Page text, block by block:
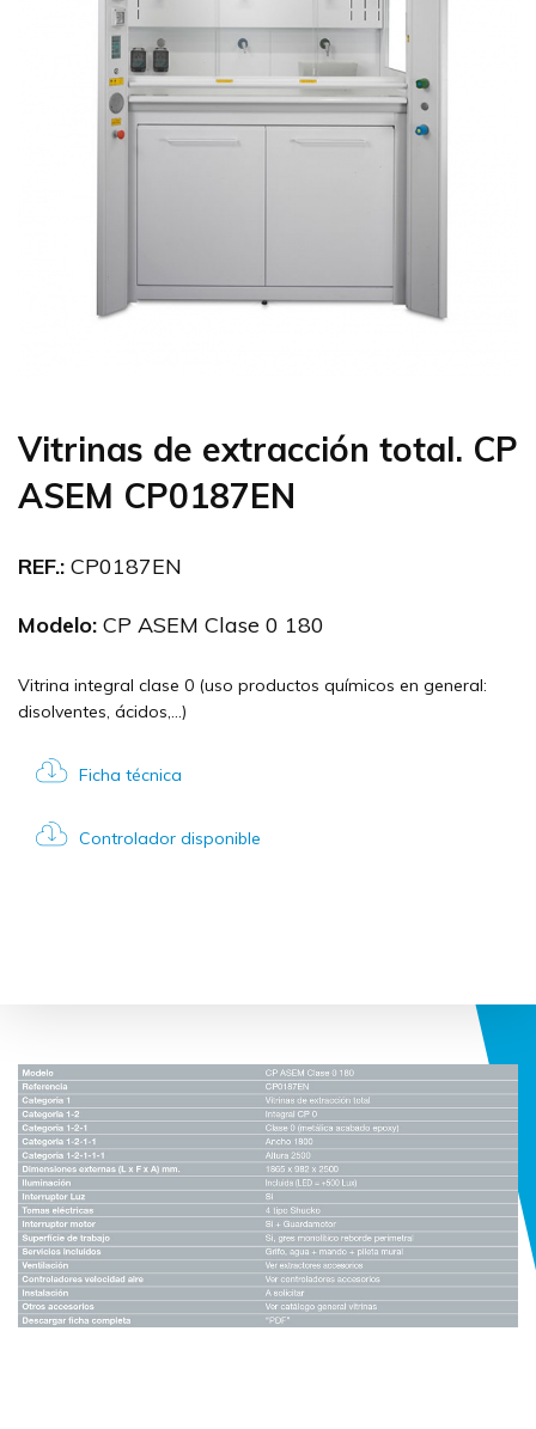
Vitrinas de extracción total. CP
ASEM CP0187EN
REF.: CP0187EN
Modelo: CP ASEM Clase 0 180
Vitrina integral clase 0 (uso productos químicos en general:
disolventes, ácidos,...)
Ficha técnica
Controlador disponible